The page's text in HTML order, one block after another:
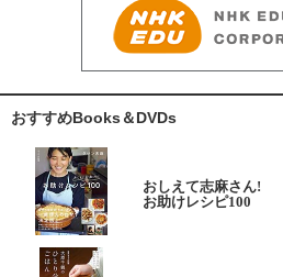
おすすめBooks＆DVDs
おしえて志麻さん!
お助けレシピ100